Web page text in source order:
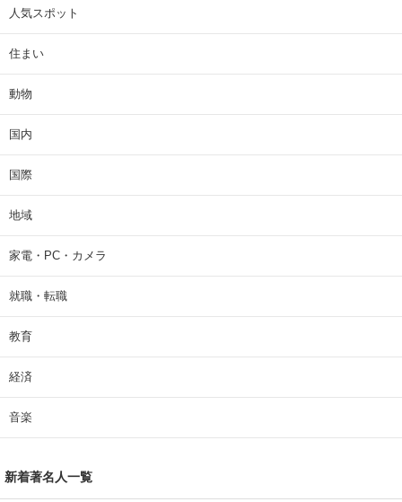
人気スポット
住まい
動物
国内
国際
地域
家電・PC・カメラ
就職・転職
教育
経済
音楽
新着著名人一覧